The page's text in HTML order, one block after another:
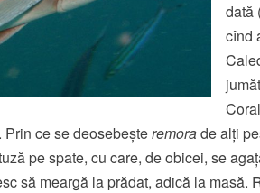
dată
cînd
ce se deosebeșteremorade alți
pe spate, cu care, de obicei, se
să meargă la prădat, adică la masă.